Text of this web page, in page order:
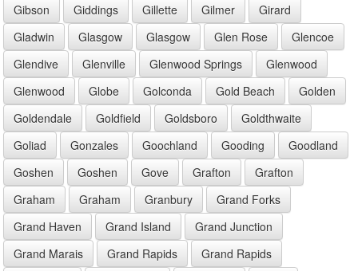
Gibson
Giddings Gillette Gilmer
Girard
Gladwin
Glasgow Glasgow Glen Rose
Glencoe
Glendive
Glenville Glenwood Springs
Glenwood
Glenwood
Globe Golconda Gold Beach
Golden
Goldendale
Goldfield Goldsboro
Goldthwaite
Goliad
Gonzales Goochland Gooding
Goodland
Goshen
Goshen Gove Grafton
Grafton
Graham
Graham Granbury
Grand Forks
Grand Haven
Grand Island
Grand Junction
Grand Marais
Grand Rapids
Grand Rapids